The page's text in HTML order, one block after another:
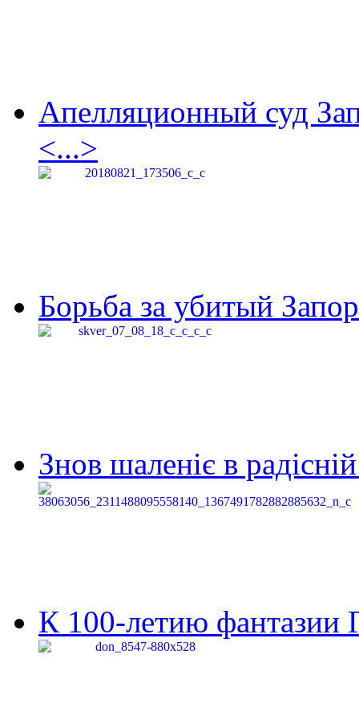
Апелляционный суд
<...>
Борьба за убитый
Знов шаленіє в
К 100-летию фантазии